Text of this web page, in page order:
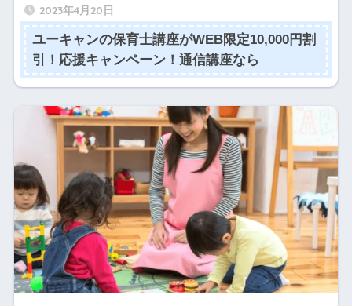
2023年4月20日
ユーキャンの保育士講座がWEB限定10,000円割
引！応援キャンペーン！通信講座なら